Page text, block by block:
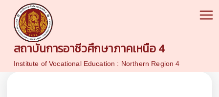
สถาบันการอาชีวศึกษาภาคเหนือ 4
Institute of Vocational Education : Northern Region 4